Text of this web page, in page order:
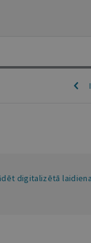
digitalizētā